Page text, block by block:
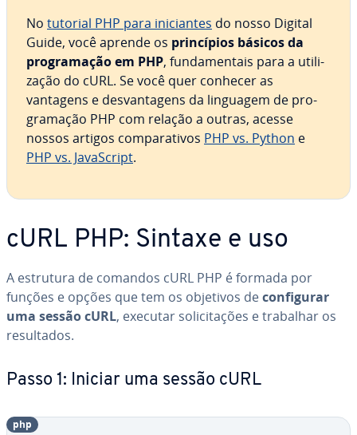
No tutorial PHP para ini­ci­an­tes do nosso Digital
Guide, você aprende os prin­cí­pios básicos da
pro­gra­ma­ção em PHP, fun­da­men­tais para a uti­li­
za­ção do cURL. Se você quer conhecer as
vantagens e des­van­ta­gens da linguagem de pro­
gra­ma­ção PHP com relação a outras, acesse
nossos artigos com­pa­ra­ti­vos PHP vs. Python e
PHP vs. Ja­vaS­cript.
cURL PHP: Sintaxe e uso
A estrutura de comandos cURL PHP é formada por
funções e opções que tem os objetivos decon­fi­gu­rar
uma sessão cURL, executar so­li­ci­ta­ções e trabalhar os
re­sul­ta­dos.
Passo 1: Iniciar uma sessão cURL
php